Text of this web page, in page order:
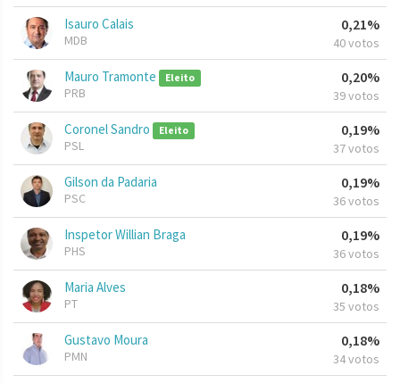
Isauro Calais
MDB
0,21%
40 votos
Mauro Tramonte Eleito
PRB
0,20%
39 votos
Coronel Sandro Eleito
PSL
0,19%
37 votos
Gilson da Padaria
PSC
0,19%
36 votos
Inspetor Willian Braga
PHS
0,19%
36 votos
Maria Alves
PT
0,18%
35 votos
Gustavo Moura
PMN
0,18%
34 votos